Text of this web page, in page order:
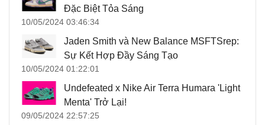
Đặc Biệt Tỏa Sáng
10/05/2024 03:46:34
Jaden Smith và New Balance MSFTSrep:
Sự Kết Hợp Đầy Sáng Tạo
10/05/2024 01:22:01
Undefeated x Nike Air Terra Humara 'Light
Menta' Trở Lại!
09/05/2024 22:57:25